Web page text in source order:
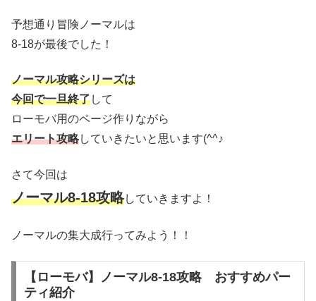
予想通り冒険ノーマルは
8-18が最後でした！
ノーマル攻略シリーズは
今回で一旦終了して
ローモバ用のページ作りながら
エリート攻略していきたいと思います(^^♪
さて今回は
ノーマル8-18攻略していきますよ！
ノーマルの集大成行ってみよう！！
【ローモバ】ノーマル8-18攻略 おすすめパー
ティ紹介